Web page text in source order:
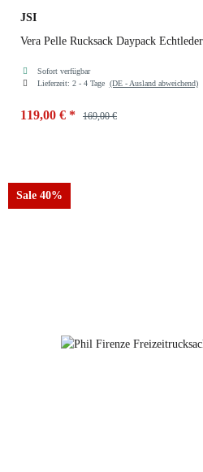
JSI
Vera Pelle Rucksack Daypack
Sofort verfügbar
Lieferzeit: 2 - 4 Tage (DE - Ausland abweichend)
119,00 € * 169,00 €
Sale 40%